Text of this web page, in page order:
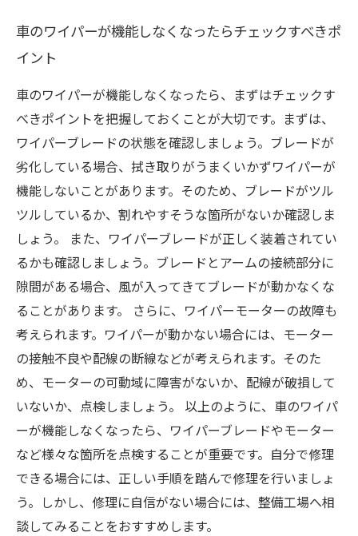
車のワイパーが機能しなくなったらチェックすべきポ
イント
車のワイパーが機能しなくなったら、まずはチェックす
べきポイントを把握しておくことが大切です。まずは、
ワイパーブレードの状態を確認しましょう。ブレードが
劣化している場合、拭き取りがうまくいかずワイパーが
機能しないことがあります。そのため、ブレードがツル
ツルしているか、割れやすそうな箇所がないか確認しま
しょう。 また、ワイパーブレードが正しく装着されてい
るかも確認しましょう。ブレードとアームの接続部分に
隙間がある場合、風が入ってきてブレードが動かなくな
ることがあります。 さらに、ワイパーモーターの故障も
考えられます。ワイパーが動かない場合には、モーター
の接触不良や配線の断線などが考えられます。そのた
め、モーターの可動域に障害がないか、配線が破損して
いないか、点検しましょう。 以上のように、車のワイパ
ーが機能しなくなったら、ワイパーブレードやモーター
など様々な箇所を点検することが重要です。自分で修理
できる場合には、正しい手順を踏んで修理を行いましょ
う。しかし、修理に自信がない場合には、整備工場へ相
談してみることをおすすめします。